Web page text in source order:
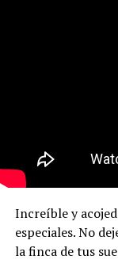
Increíble y
especiales. No
la finca de tus